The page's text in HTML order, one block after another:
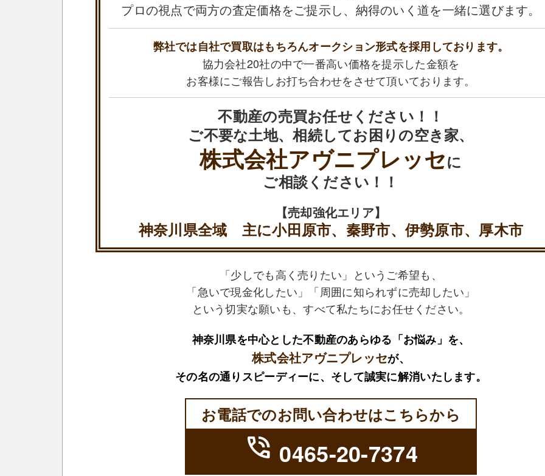
プロの視点で両方の査定価格をご提示し、納得のいく道を一緒に選びます。
弊社では自社で買取はもちろんオークション形式を採用しております。
協力会社20社の中で一番高い価格を提示した金額を
お客様にご報告しお打ち合わせをさせて頂いております。
不動産の売買お任せください！！
ご不要な土地、相続してお困りの空き家、
株式会社アヴニプレッセに
ご相談ください！！
【売却強化エリア】
神奈川県全域 主に小田原市、秦野市、伊勢原市、厚木市
「少しでも高く売りたい」というご希望も、
「急いで現金化したい」「周囲に知られずに売却したい」
という切実な願いも、すべて私たちにお任せください。
神奈川県を中心とした不動産のあらゆる「お悩み」を、
株式会社アヴニプレッセが、
その名の通りスピーディーに、そして誠実に解消いたします。
お電話でのお問い合わせはこちらから
phone_in_talk 0465-20-7374